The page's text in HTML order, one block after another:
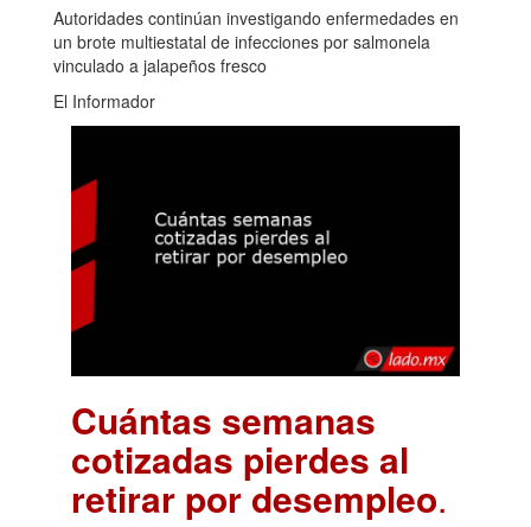
Autoridades continúan investigando enfermedades en
un brote multiestatal de infecciones por salmonela
vinculado a jalapeños fresco
El Informador
Cuántas semanas
cotizadas pierdes al
retirar por desempleo.